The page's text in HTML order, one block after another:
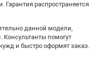
Гарантия распространяется
данной модели,
помогут
и быстро оформят заказ.